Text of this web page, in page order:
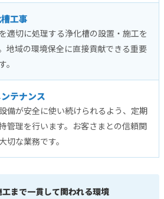
工事
適切に処理する浄化槽の設置・施工を
地域の環境保全に直接貢献できる重要
。
テナンス
備が安全に使い続けられるよう、定期
管理を行います。お客さまとの信頼関
切な業務です。
まで一貫して関われる環境